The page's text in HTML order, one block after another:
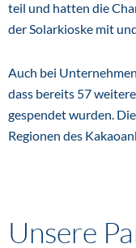
teil und hatten die
der Solarkioske mit
Auch bei
dass bereits 57
gespendet wurden.
Regionen des
Unsere